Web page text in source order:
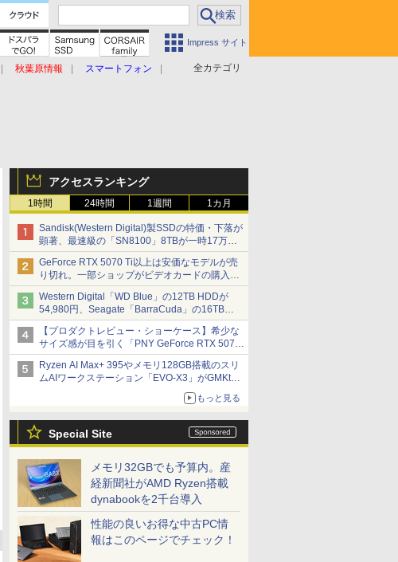
Impress サイト
全カテゴリ
秋葉原情報
スマートフォン
アクセスランキング
1時間 24時間 1週間 1カ月
Sandisk(Western Digital)製SSDの特価・下落が
顕著、最速級の「SN8100」8TBが一時17万円
割れ [8月前半のSSD価格]
GeForce RTX 5070 Ti以上は安価なモデルが売
り切れ。一部ショップがビデオカードの購入制
限を実施したニュースが注目を集める AKIBA
PC Hotline! 先週のアクセスランキング 26年7月
27日～26年8月3日
Western Digital「WD Blue」の12TB HDDが
54,980円、Seagate「BarraCuda」の16TB
HDDが64,980円などが特売、NAS・ビジネス向
けは上昇傾向 [8月前半のHDD価格]
【プロダクトレビュー・ショーケース】希少な
サイズ感が目を引く「PNY GeForce RTX 5070
Ti 16GB OC SLIM」。準ハイエンドでも2スロ
ット厚で長さ30cm切り！スリムボディでもパフ
ォーマンスと冷却は万全 text by 内田 泰仁
Ryzen AI Max+ 395やメモリ128GB搭載のスリ
ムAIワークステーション「EVO-X3」がGMKtec
もっと見る
Special Site
メモリ32GBでも予算内。産
経新聞社がAMD Ryzen搭載
dynabookを2千台導入
性能の良いお得な中古PC情
報はこのページでチェック！